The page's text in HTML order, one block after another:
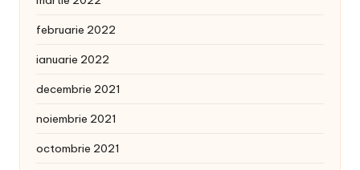
februarie 2022
ianuarie 2022
decembrie 2021
noiembrie 2021
octombrie 2021